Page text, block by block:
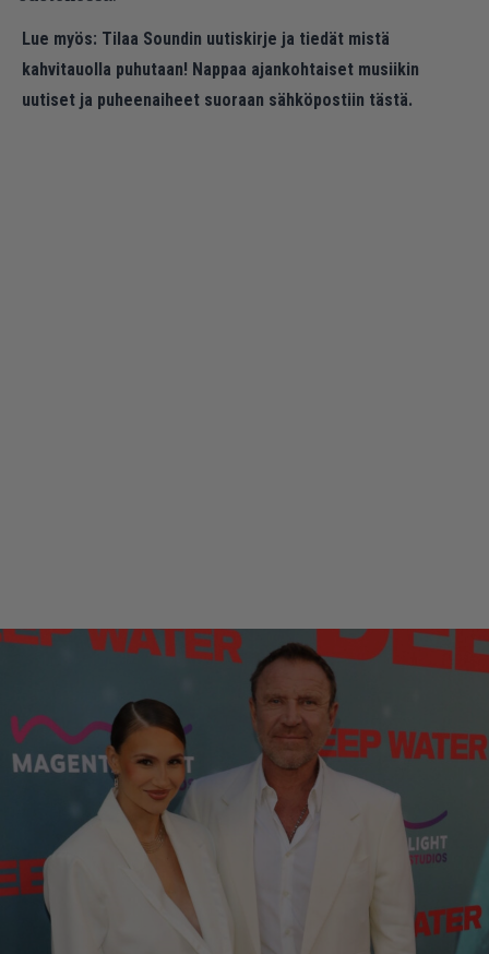
Lue myös: Tilaa Soundin uutiskirje ja tiedät mistä
kahvitauolla puhutaan! Nappaa ajankohtaiset musiikin
uutiset ja puheenaiheet suoraan sähköpostiin tästä.